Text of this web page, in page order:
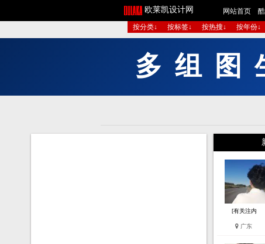
欧莱凯设计网 网站首页
按分类↓
按标签↓ 按热搜↓ 按年份↓
99元秒 开 VI
[有关注内
广东